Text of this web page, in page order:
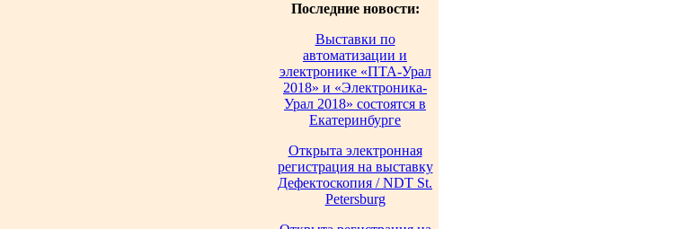
Последние новости:
Выставки по
автоматизации и
электронике «ПТА-Урал
2018» и «Электроника-
Урал 2018» состоятся в
Екатеринбурге
Открыта электронная
регистрация на выставку
Дефектоскопия / NDT St.
Petersburg